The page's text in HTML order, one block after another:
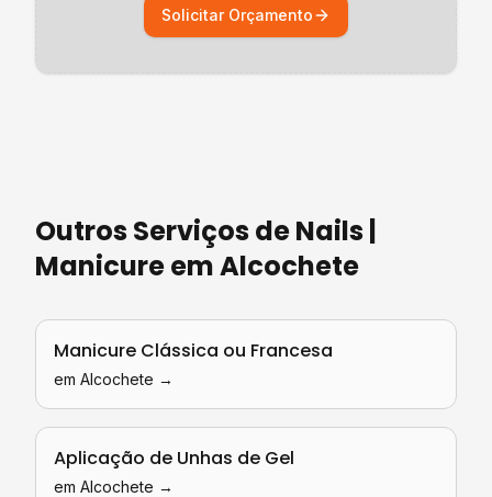
Solicitar Orçamento
Outros Serviços deNails |
ManicureemAlcochete
Manicure Clássica ou Francesa
em Alcochete →
Aplicação de Unhas de Gel
em Alcochete →